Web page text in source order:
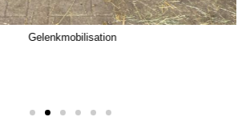
Gelenkmobilisation